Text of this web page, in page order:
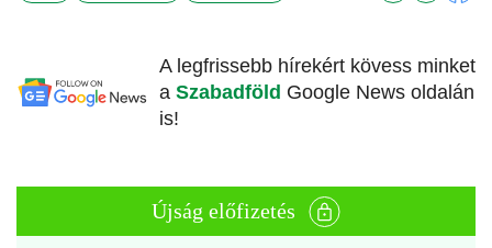
A legfrissebb hírekért kövess minket
a Szabadföld Google News oldalán
is!
Újság előfizetés